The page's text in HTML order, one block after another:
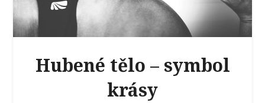
Hubené tělo – symbol
krásy